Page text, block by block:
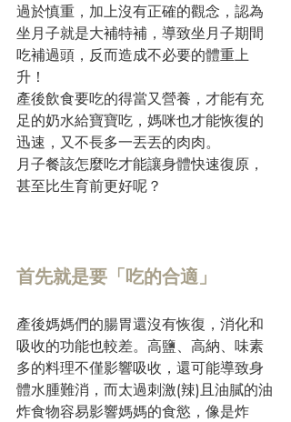
過於慎重，加上沒有正確的觀念，認為
坐月子就是大補特補，導致坐月子期間
吃補過頭，反而造成不必要的體重上
升！
產後飲食要吃的得當又營養，才能有充
足的奶水給寶寶吃，媽咪也才能恢復的
迅速，又不長多一丟丟的肉肉。
月子餐該怎麼吃才能讓身體快速復原，
甚至比生育前更好呢？
首先就是要「吃的合適」
產後媽媽們的腸胃還沒有恢復，消化和
吸收的功能也較差。高鹽、高納、味素
多的料理不僅影響吸收，還可能導致身
體水腫難消，而太過刺激(辣)且油膩的油
炸食物容易影響媽媽的食慾，像是炸